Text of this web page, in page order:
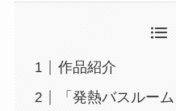
作品紹介
「発熱バスルー